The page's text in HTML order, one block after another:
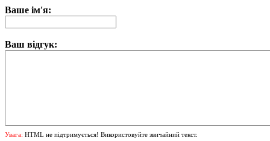
Ваше ім'я:
Ваш відгук:
Увага: HTML не підтримується! Використовуйте звичайний текст.